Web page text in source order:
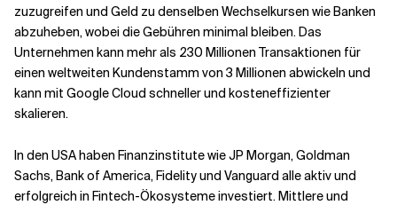
zuzugreifen und Geld zu denselben Wechselkursen wie Banken
abzuheben, wobei die Gebühren minimal bleiben. Das
Unternehmen kann mehr als 230 Millionen Transaktionen für
einen weltweiten Kundenstamm von 3 Millionen abwickeln und
kann mit Google Cloud schneller und kosteneffizienter
skalieren.
In den USA haben Finanzinstitute wie JP Morgan, Goldman
Sachs, Bank of America, Fidelity und Vanguard alle aktiv und
erfolgreich in Fintech-Ökosysteme investiert. Mittlere und